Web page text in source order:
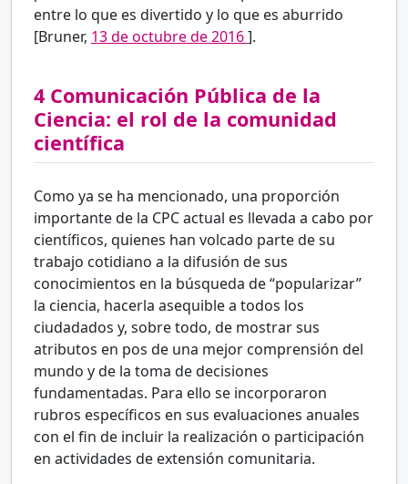
entre lo que es divertido y lo que es aburrido
[Bruner, 13 de octubre de 2016].
4 Comunicación Pública de la
Ciencia: el rol de la comunidad
científica
Como ya se ha mencionado, una proporción
importante de la CPC actual es llevada a cabo por
científicos, quienes han volcado parte de su
trabajo cotidiano a la difusión de sus
conocimientos en la búsqueda de “popularizar”
la ciencia, hacerla asequible a todos los
ciudadados y, sobre todo, de mostrar sus
atributos en pos de una mejor comprensión del
mundo y de la toma de decisiones
fundamentadas. Para ello se incorporaron
rubros específicos en sus evaluaciones anuales
con el fin de incluir la realización o participación
en actividades de extensión comunitaria.